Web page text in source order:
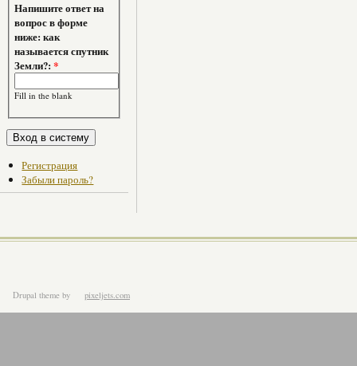
Напишите ответ на
вопрос в форме
ниже: как
называется спутник
Земли?:*
Fill in the blank
Регистрация
Забыли пароль?
Drupal theme by pixeljets.com